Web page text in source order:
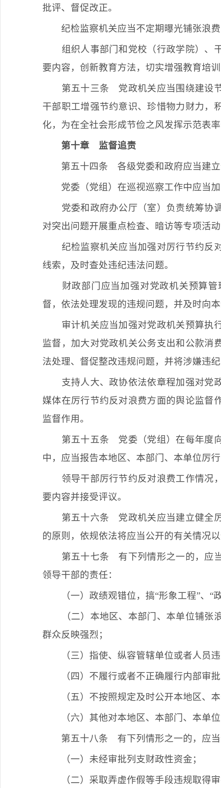
批评、督促改正。
纪检监察机关应当不定期曝光铺张浪
组织人事部门和党校（行政学院）、
要内容，创新教育方法，切实增强教育培
第五十三条 党政机关应当围绕建设
干部职工增强节约意识、珍惜物力财力，
化，为在全社会形成节俭之风发挥示范表
第十章 监督追责
第五十四条 各级党委和政府应当建
党委（党组）在巡视巡察工作中应当
党委和政府办公厅（室）负责统筹协
对突出问题开展重点检查、暗访等专项活
纪检监察机关应当加强对厉行节约反
线索，及时查处违纪违法问题。
财政部门应当加强对党政机关预算
督，依法处理发现的违规问题，并及时向
审计机关应当加强对党政机关预算执
监督，加大对党政机关公务支出和公款消
法处理、督促整改违规问题，并将涉嫌违
支持人大、政协依法依章程加强对党
媒体在厉行节约反对浪费方面的舆论监督
监督作用。
第五十五条 党委（党组）在每年度
中，应当报告本地区、本部门、本单位厉
领导干部厉行节约反对浪费工作情况
要内容并接受评议。
第五十六条 党政机关应当建立健全
的原则，依规依法将应当公开的有关情况
第五十七条 有下列情形之一的，应
领导干部的责任：
（一）政绩观错位，搞“形象工程”、“
（二）本地区、本部门、本单位铺
群众反映强烈；
（三）指使、纵容管辖单位或者人员
（四）不履行或者不正确履行内部审
（五）不按照规定及时公开本地区、
（六）其他对本地区、本部门、本单
第五十八条 有下列情形之一的，应
（一）未经审批列支财政性资金；
（二）采取弄虚作假等手段违规取得